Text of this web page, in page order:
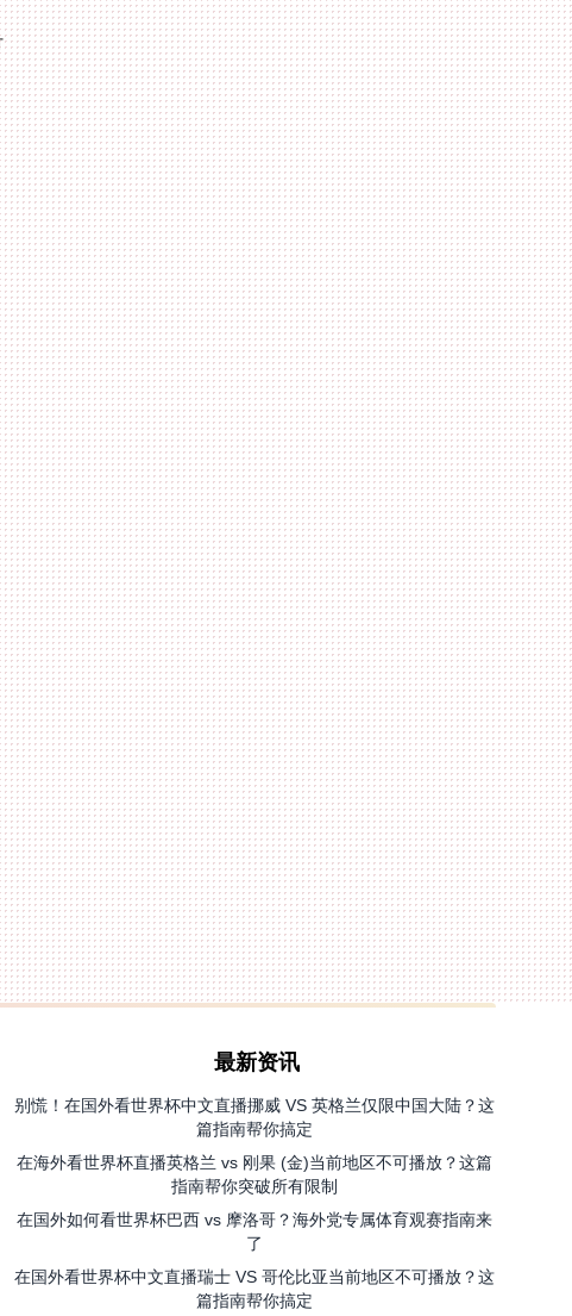
最新资讯
别慌！在国外看世界杯中文直播挪威 VS 英格兰仅限中国大陆？这
篇指南帮你搞定
在海外看世界杯直播英格兰 vs 刚果 (金)当前地区不可播放？这篇
指南帮你突破所有限制
在国外如何看世界杯巴西 vs 摩洛哥？海外党专属体育观赛指南来
了
在国外看世界杯中文直播瑞士 VS 哥伦比亚当前地区不可播放？这
篇指南帮你搞定